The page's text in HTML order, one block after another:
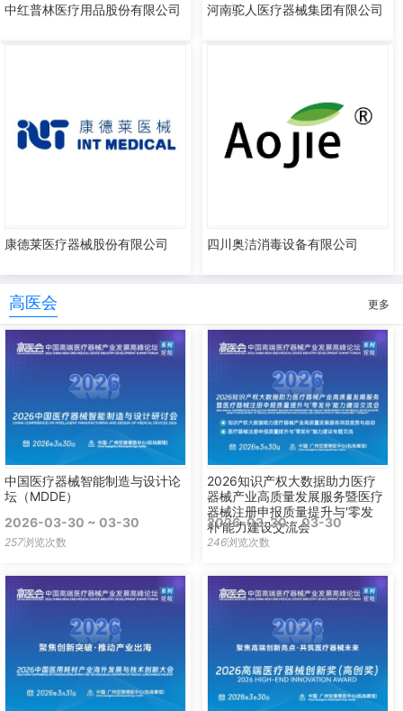
中红普林医疗用品股份有限公司 河南驼人医疗器械集团有限公司
康德莱医疗器械股份有限公司 四川奥洁消毒设备有限公司
高医会 更多
中国医疗器械智能制造与设计论
坛（MDDE）
2026-03-30 ~ 03-30
257浏览次数
2026知识产权大数据助力医疗
器械产业高质量发展服务暨医疗
器械注册申报质量提升与'零发
补'能力建设交流会
2026-03-30 ~ 03-30
246浏览次数